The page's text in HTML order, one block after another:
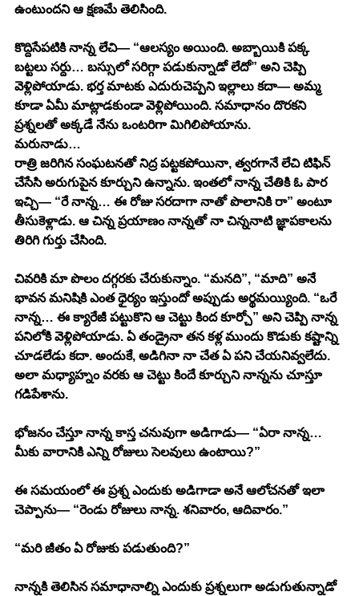
ఉంటుందని ఆ క్షణమే తెలిసింది.
కొద్దిసేపటికి నాన్న లేచి— “ఆలస్యం అయింది. అబ్బాయికి పక్క
బట్టలు సర్దు… బస్సులో సరిగ్గా పడుకున్నాడో లేదో” అని చెప్పి
వెళ్లిపోయాడు. భర్త మాటకు ఎదురుచెప్పని ఇల్లాలు కదా— అమ్మ
కూడా ఏమీ మాట్లాడకుండా వెళ్లిపోయింది. సమాధానం దొరకని
ప్రశ్నలతో అక్కడే నేను ఒంటరిగా మిగిలిపోయాను.
మరునాడు…
రాత్రి జరిగిన సంఘటనతో నిద్ర పట్టకపోయినా, త్వరగానే లేచి టిఫిన్
చేసేసి అరుగుపైన కూర్చుని ఉన్నాను. ఇంతలో నాన్న చేతికి ఓ పార
ఇచ్చి— “రే నాన్న… ఈ రోజు సరదాగా నాతో పొలానికి రా” అంటూ
తీసుకెళ్లాడు. ఆ చిన్న ప్రయాణం నాన్నతో నా చిన్ననాటి జ్ఞాపకాలను
తిరిగి గుర్తు చేసింది.
చివరికి మా పొలం దగ్గరకు చేరుకున్నాం. “మనది”, “మాది” అనే
భావన మనిషికి ఎంత ధైర్యం ఇస్తుందో అప్పుడు అర్థమయ్యింది. “ఒరే
నాన్న… ఈ క్యారేజీ పట్టుకొని ఆ చెట్టు కింద కూర్చో” అని చెప్పి నాన్న
పనిలోకి వెళ్లిపోయాడు. ఏ తండ్రైనా తన కళ్ల ముందు కొడుకు కష్టాన్ని
చూడలేడు కదా. అందుకే, అడిగినా నా చేత ఏ పని చేయనివ్వలేదు.
అలా మధ్యాహ్నం వరకు ఆ చెట్టు కిందే కూర్చుని నాన్నను చూస్తూ
గడిపేశాను.
భోజనం చేస్తూ నాన్న కాస్త చనువుగా అడిగాడు— “ఏరా నాన్న…
మీకు వారానికి ఎన్ని రోజులు సెలవులు ఉంటాయి?”
ఈ సమయంలో ఈ ప్రశ్న ఎందుకు అడిగాడా అనే ఆలోచనతో ఇలా
చెప్పాను— “రెండు రోజులు నాన్న. శనివారం, ఆదివారం.”
“మరి జీతం ఏ రోజుకు పడుతుంది?”
నాన్నకి తెలిసిన సమాధానాల్ని ఎందుకు ప్రశ్నలుగా అడుగుతున్నాడో